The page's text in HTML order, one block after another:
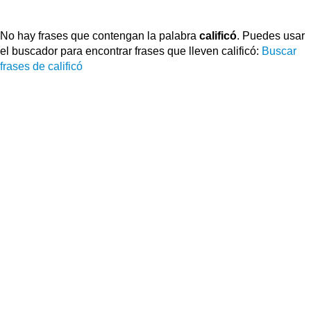
No hay frases que contengan la palabra calificó. Puedes usar
el buscador para encontrar frases que lleven calificó: Buscar
frases de calificó